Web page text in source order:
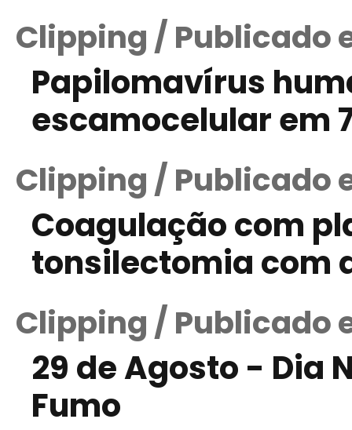
Clipping / Publicado
Papilomavírus
escamocelular em
Clipping / Publicado
Coagulação com
tonsilectomia com
Clipping / Publicado
29 de Agosto - Dia
Fumo